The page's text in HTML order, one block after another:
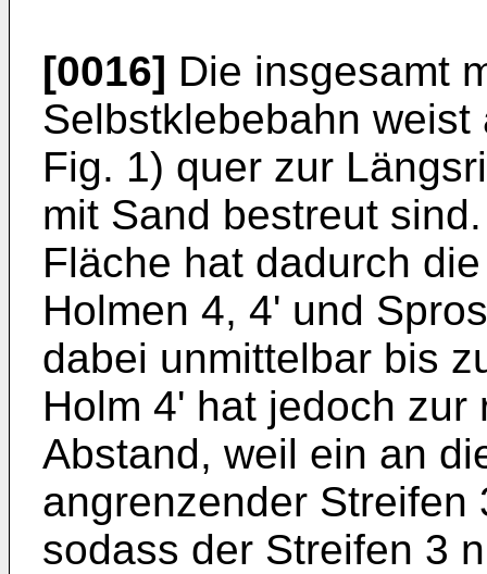
[0016] Die insgesamt
Selbstklebebahn
Fig. 1) quer zur
mit Sand bestreut
Fläche hat dadurch
Holmen 4, 4' und
dabei unmittelbar bis
Holm 4' hat jedoch
Abstand, weil ein an
angrenzender Streifen
sodass der Streifen 3